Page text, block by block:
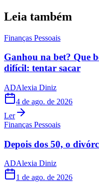
Leia também
Finanças Pessoais
Ganhou na bet? Que
difícil: tentar sacar
ADAlexia Diniz
4 de ago. de 2026
Ler
Finanças Pessoais
Depois dos 50, o
ADAlexia Diniz
1 de ago. de 2026